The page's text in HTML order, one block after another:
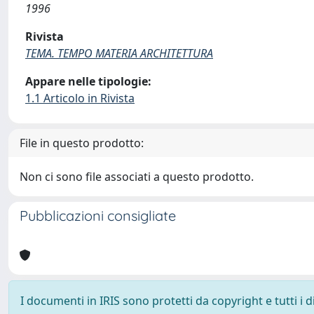
1996
Rivista
TEMA. TEMPO MATERIA ARCHITETTURA
Appare nelle tipologie:
1.1 Articolo in Rivista
File in questo prodotto:
Non ci sono file associati a questo prodotto.
Pubblicazioni consigliate
I documenti in IRIS sono protetti da copyright e tutti i